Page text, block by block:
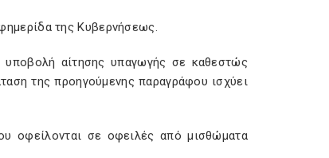
της Κυβερνήσεως.
αίτησης υπαγωγής σε καθεστώς
της προηγούμενης παραγράφου ισχύει
οφείλονται σε οφειλές από μισθώματα